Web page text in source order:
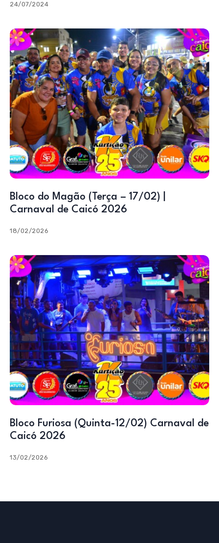
24/07/2024
Bloco do Magão (Terça – 17/02) |
Carnaval de Caicó 2026
18/02/2026
Bloco Furiosa (Quinta-12/02) Carnaval de
Caicó 2026
13/02/2026